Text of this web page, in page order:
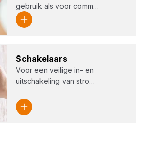
gebruik als voor comm…
Scha­ke­laars
Voor een veilige in- en
uitschakeling van stro…